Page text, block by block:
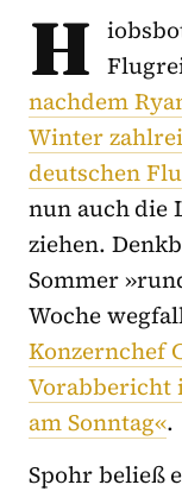
H
nachdem
Winter
deutschen
nun auch die
ziehen.
Sommer
Woche
Konzernchef
Vorabbericht
am Sonntag«.
Spohr beließ